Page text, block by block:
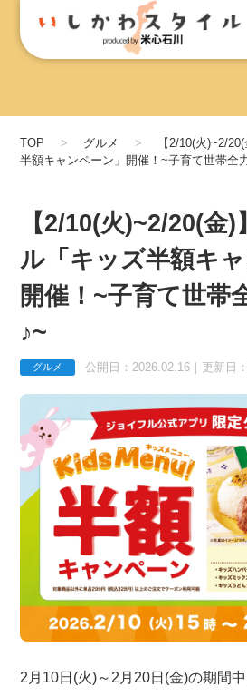
TOP グルメ
【2/10(火)~2/
半額キャンペーン」開催！~子育て世帯全
【2/10(火)~2/20(金
ル「キッズ半額キャ
開催！~子育て世帯
♪~
グルメ 公開日：2026.02.16｜更新日
2月10日(火)～2月20日(金)の期間